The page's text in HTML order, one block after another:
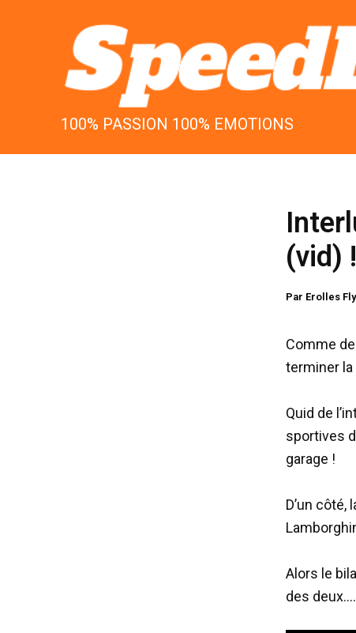
100% PASSION 100% EMOTIONS
(vid) !
Par Erolles
Comme
terminer
Quid de
sportives
garage !
D’un côté,
Alors le
des deux….